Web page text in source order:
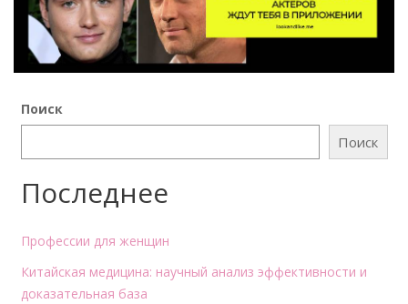
Поиск
Поиск
Последнее
Профессии для женщин
Китайская медицина: научный анализ эффективности и
доказательная база